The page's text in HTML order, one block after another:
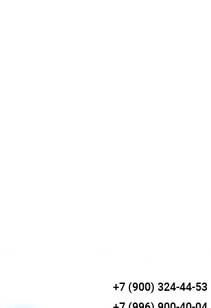
+7 (900) 324-44-53